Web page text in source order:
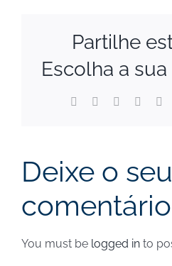
Partilhe
Escolha a
Facebook Reddit
Deixe o seu
comentário
You must be logged in to